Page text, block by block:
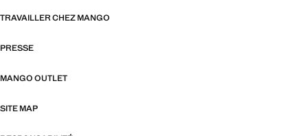
TRAVAILLER CHEZ MANGO
PRESSE
MANGO OUTLET
SITE MAP